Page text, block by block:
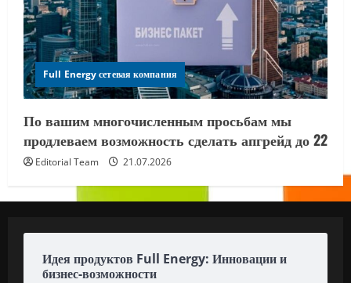
Full Energy сетевая компания
По вашим многочисленным просьбам мы
продлеваем возможность сделать апгрейд до 22
Editorial Team 21.07.2026
Идея продуктов Full Energy: Инновации и
бизнес-возможности